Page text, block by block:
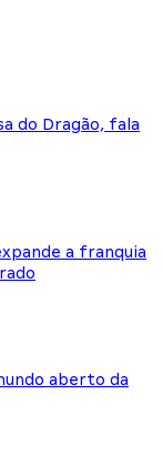
do Dragão, fala
a franquia
aberto da